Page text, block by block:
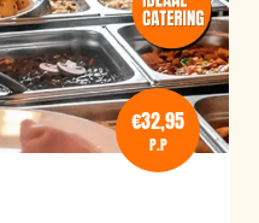
€32,95
P.P